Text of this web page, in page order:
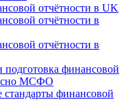
отчётности в UK
отчётности в
отчётности в
подготовка финансовой
МСФО
финансовой